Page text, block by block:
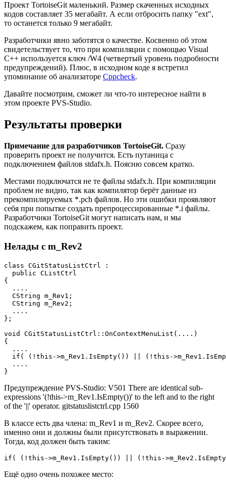
Проект TortoiseGit маленький. Размер скаченных исходных
кодов составляет 35 мегабайт. А если отбросить папку "ext",
то останется только 9 мегабайт.
Разработчики явно заботятся о качестве. Косвенно об этом
свидетельствует то, что при компиляции с помощью Visual
C++ используется ключ /W4 (четвертый уровень подробности
предупреждений). Плюс, в исходном коде я встретил
упоминание об анализаторе Cppcheck.
Давайте посмотрим, сможет ли что-то интересное найти в
этом проекте PVS-Studio.
Результаты проверки
Примечание для разработчиков TortoiseGit. Сразу
проверить проект не получится. Есть путаница с
подключением файлов stdafx.h. Поясню совсем кратко.
Местами подключатся не те файлы stdafx.h. При компиляции
проблем не видно, так как компилятор берёт данные из
прекомпилируемых *.pch файлов. Но эти ошибки проявляют
себя при попытке создать препроцессированные *.i файлы.
Разработчики TortoiseGit могут написать нам, и мы
подскажем, как поправить проект.
Нелады с m_Rev2
class CGitStatusListCtrl :
  public CListCtrl
{
  ....
  CString m_Rev1;
  CString m_Rev2;
  ....
};
void CGitStatusListCtrl::OnContextMenuList(....)
{
  ....
if( (!this->m_Rev1.IsEmpty()) || (!this-
  ....
}
Предупреждение PVS-Studio: V501 There are identical sub-
expressions '(!this->m_Rev1.IsEmpty())' to the left and to the right
of the '||' operator. gitstatuslistctrl.cpp 1560
В классе есть два члена: m_Rev1 и m_Rev2. Скорее всего,
именно они и должны были присутствовать в выражении.
Тогда, код должен быть таким:
if( (!this->m_Rev1.IsEmpty()) || (!this-
Ещё одно очень похожее место: